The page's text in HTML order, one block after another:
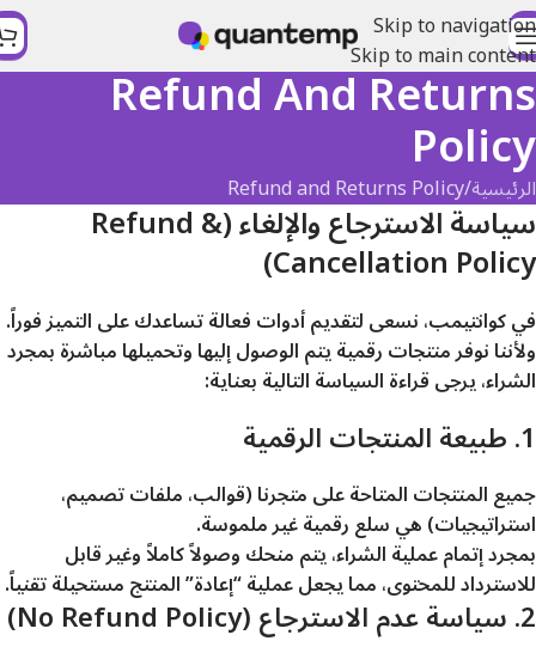
Skip to navigation
Skip to main content
Refund And Returns
Policy
الرئيسية Refund and Returns Policy
سياسة الاسترجاع والإلغاء (Refund &
Cancellation Policy)
في كوانتيمب، نسعى لتقديم أدوات فعالة تساعدك على التميز فوراً.
ولأننا نوفر منتجات رقمية يتم الوصول إليها وتحميلها مباشرة بمجرد
الشراء، يرجى قراءة السياسة التالية بعناية:
1. طبيعة المنتجات الرقمية
جميع المنتجات المتاحة على متجرنا (قوالب، ملفات تصميم،
استراتيجيات) هي سلع رقمية غير ملموسة.
بمجرد إتمام عملية الشراء، يتم منحك وصولاً كاملاً وغير قابل
للاسترداد للمحتوى، مما يجعل عملية “إعادة” المنتج مستحيلة تقنياً.
2. سياسة عدم الاسترجاع (No Refund Policy)